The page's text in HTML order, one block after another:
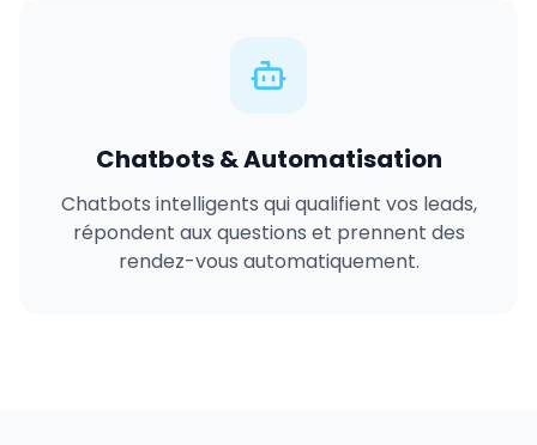
Chatbots & Automatisation
Chatbots intelligents qui qualifient vos leads,
répondent aux questions et prennent des
rendez-vous automatiquement.